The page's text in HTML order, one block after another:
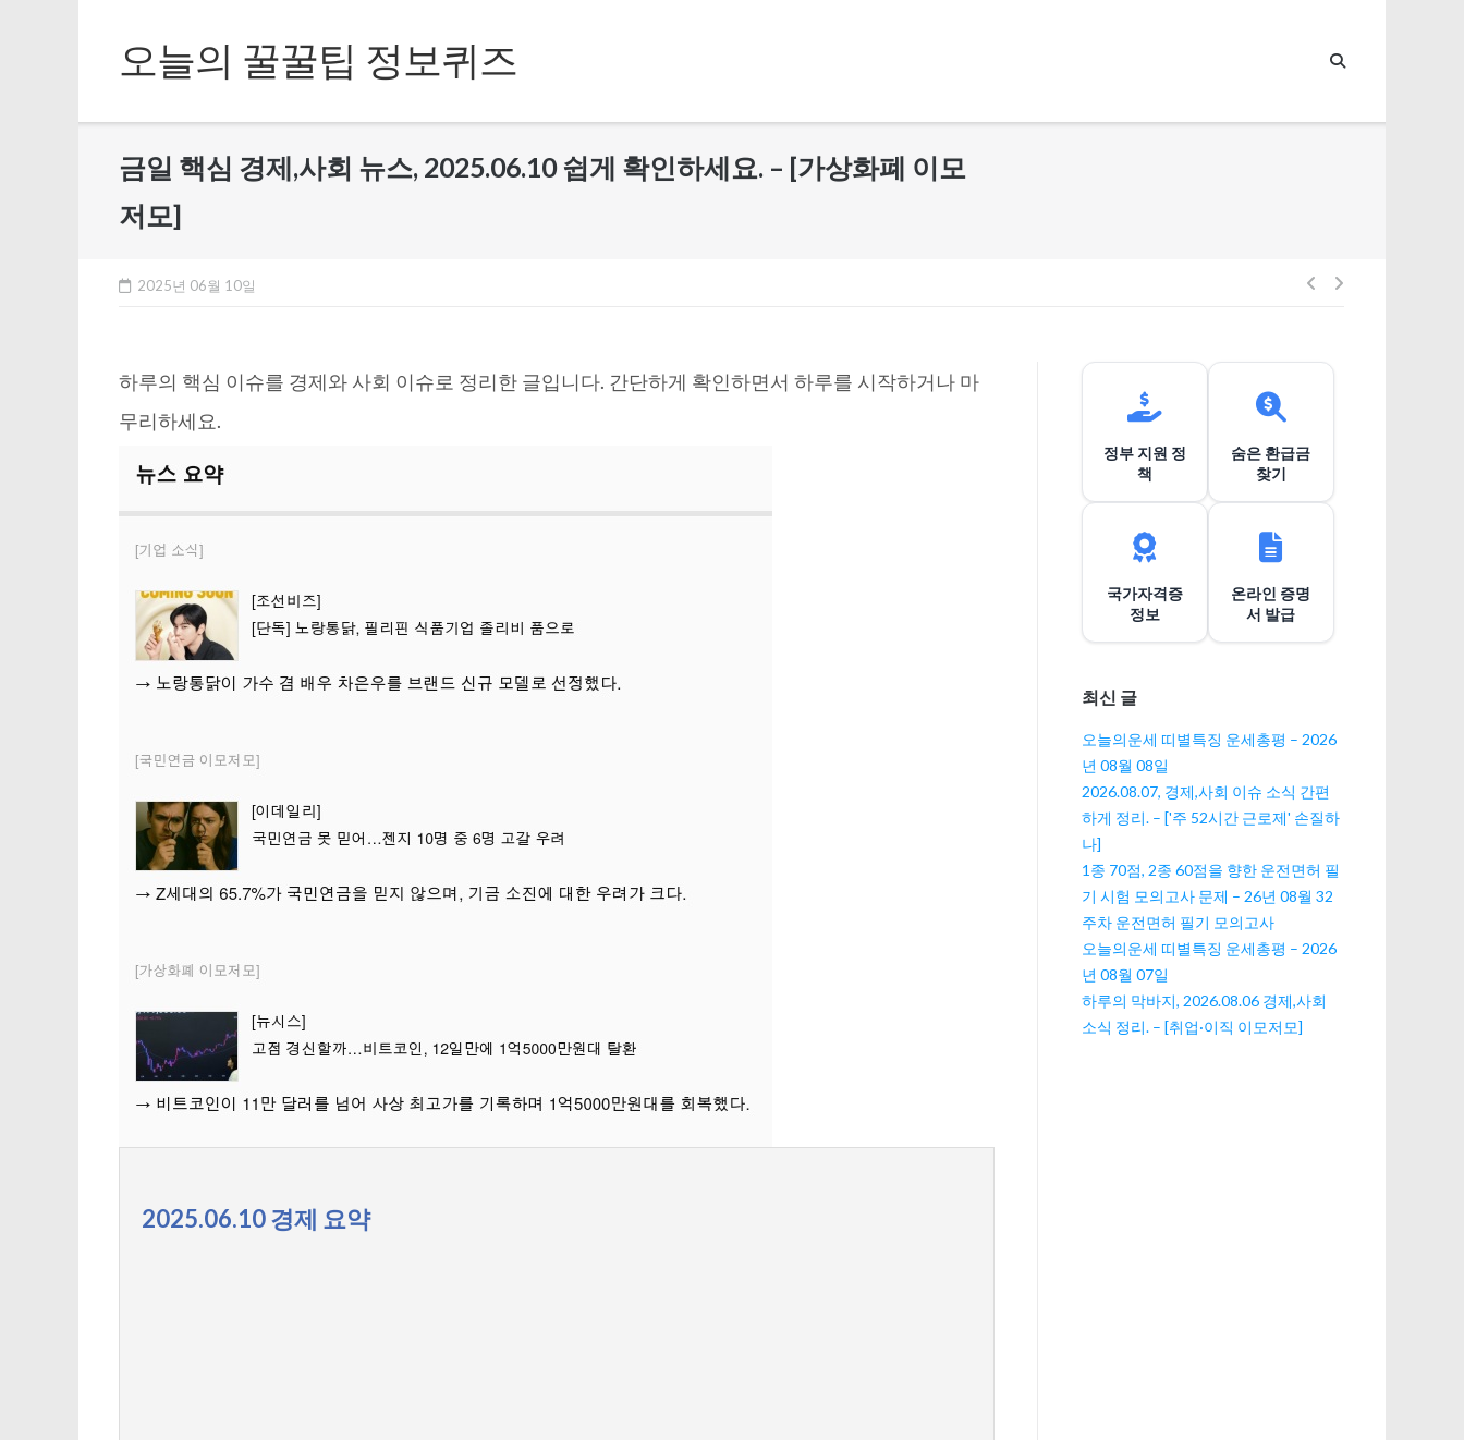
content오늘의 꿀꿀팁 정보퀴즈
금일 핵심 경제,사회 뉴스, 2025.06.10 쉽게 확인하세요. – [가상화폐 이모
저모]
2025년 06월 10일
글
게
이
하루의 핵심 이슈를 경제와 사회 이슈로 정리한 글입니다. 간단하게 확인하면서 하루를 시작하거나 마
무리하세요.
2025.06.10 경제 요약
정부 지원 정
책
숨은 환급금
찾기
국가자격증
정보
온라인 증명
서 발급
최신 글
오늘의운세 띠별특징 운세총평 – 2026
년 08월 08일
2026.08.07, 경제,사회 이슈 소식 간편
하게 정리. – ['주 52시간 근로제' 손질하
나]
1종 70점, 2종 60점을 향한 운전면허 필
기 시험 모의고사 문제 – 26년 08월 32
주차 운전면허 필기 모의고사
오늘의운세 띠별특징 운세총평 – 2026
년 08월 07일
하루의 막바지, 2026.08.06 경제,사회
소식 정리. – [취업·이직 이모저모]